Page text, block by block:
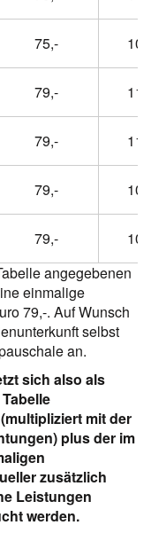
75,-
79,-
79,-
79,-
79,-
angegebenen
einmalige
79,-. Auf Wunsch
selbst
an.
sich also als
mit der
plus der im
zusätzlich
Leistungen
werden.